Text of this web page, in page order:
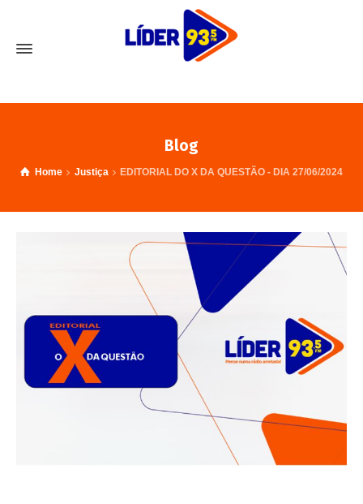
Blog
Home Justiça EDITORIAL DO X DA QUESTÃO - DIA 27/06/2024